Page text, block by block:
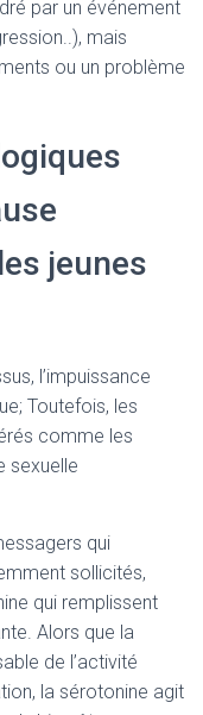
par un événement
mais
ou un problème
jeunes
l’impuissance
Toutefois, les
comme les
sexuelle
qui
sollicités,
qui remplissent
Alors que la
de l’activité
la sérotonine agit